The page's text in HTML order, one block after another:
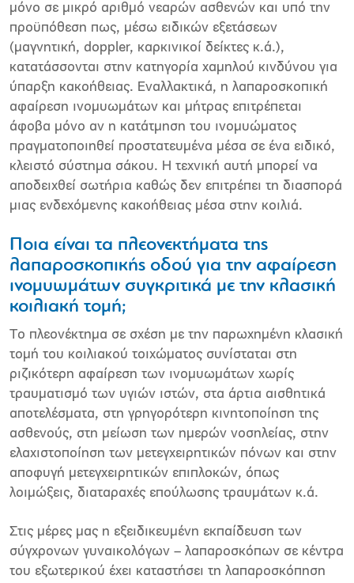
μόνο σε μικρό αριθμό νεαρών ασθενών και υπό την
προϋπόθεση πως, μέσω ειδικών εξετάσεων
(μαγνητική, doppler, καρκινικοί δείκτες κ.ά.),
κατατάσσονται στην κατηγορία χαμηλού κινδύνου για
ύπαρξη κακοήθειας. Εναλλακτικά, η λαπαροσκοπική
αφαίρεση ινομυωμάτων και μήτρας επιτρέπεται
άφοβα μόνο αν η κατάτμηση του ινομυώματος
πραγματοποιηθεί προστατευμένα μέσα σε ένα ειδικό,
κλειστό σύστημα σάκου. Η τεχνική αυτή μπορεί να
αποδειχθεί σωτήρια καθώς δεν επιτρέπει τη διασπορά
μιας ενδεχόμενης κακοήθειας μέσα στην κοιλιά.
Ποια είναι τα πλεονεκτήματα της
λαπαροσκοπικής οδού για την αφαίρεση
ινομυωμάτων συγκριτικά με την κλασική
κοιλιακή τομή;
Το πλεονέκτημα σε σχέση με την παρωχημένη κλασική
τομή του κοιλιακού τοιχώματος συνίσταται στη
ριζικότερη αφαίρεση των ινομυωμάτων χωρίς
τραυματισμό των υγιών ιστών, στα άρτια αισθητικά
αποτελέσματα, στη γρηγορότερη κινητοποίηση της
ασθενούς, στη μείωση των ημερών νοσηλείας, στην
ελαχιστοποίηση των μετεγχειρητικών πόνων και στην
αποφυγή μετεγχειρητικών επιπλοκών, όπως
λοιμώξεις, διαταραχές επούλωσης τραυμάτων κ.ά.
Στις μέρες μας η εξειδικευμένη εκπαίδευση των
σύγχρονων γυναικολόγων – λαπαροσκόπων σε κέντρα
του εξωτερικού έχει καταστήσει τη λαπαροσκόπηση